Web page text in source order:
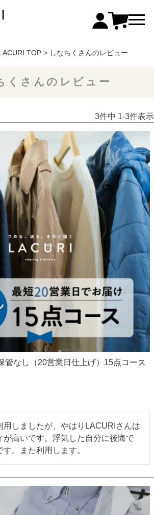
TOP しなちくさんのレビュー
くさんのレビュー
3件中 1-3件表示
管なし（20営業日仕上げ）15点コース
用しましたが、やはりLACURIさんは
が高いです。浮気した自分に後悔で
。また利用します。